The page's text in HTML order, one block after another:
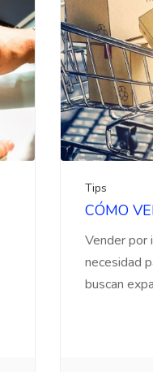
Tips
CÓMO
Vender por
necesidad
buscan